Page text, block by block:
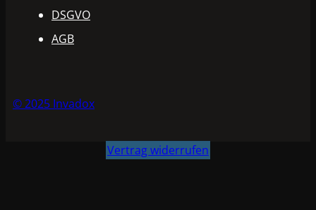
DSGVO
AGB
© 2025 Invadox
Vertrag widerrufen